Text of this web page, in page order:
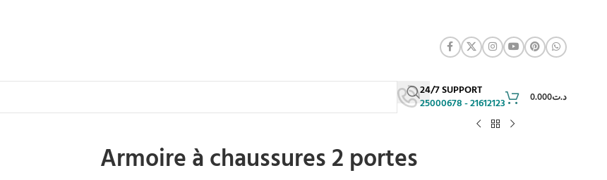
24/7 SUPPORT
25000678 - 21612123
د.ت0.000
Armoire à chaussures 2 portes